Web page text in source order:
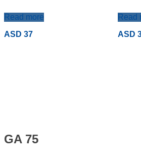
Read more
ASD 37
Read
ASD
GA 75